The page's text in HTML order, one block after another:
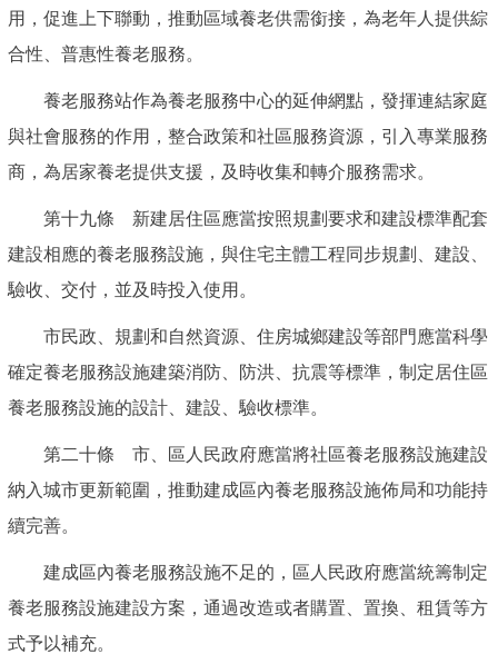
用，促進上下聯動，推動區域養老供需銜接，為老年人提供綜
合性、普惠性養老服務。
養老服務站作為養老服務中心的延伸網點，發揮連結家庭
與社會服務的作用，整合政策和社區服務資源，引入專業服務
商，為居家養老提供支援，及時收集和轉介服務需求。
第十九條 新建居住區應當按照規劃要求和建設標準配套
建設相應的養老服務設施，與住宅主體工程同步規劃、建設、
驗收、交付，並及時投入使用。
市民政、規劃和自然資源、住房城鄉建設等部門應當科學
確定養老服務設施建築消防、防洪、抗震等標準，制定居住區
養老服務設施的設計、建設、驗收標準。
第二十條 市、區人民政府應當將社區養老服務設施建設
納入城市更新範圍，推動建成區內養老服務設施佈局和功能持
續完善。
建成區內養老服務設施不足的，區人民政府應當統籌制定
養老服務設施建設方案，通過改造或者購置、置換、租賃等方
式予以補充。